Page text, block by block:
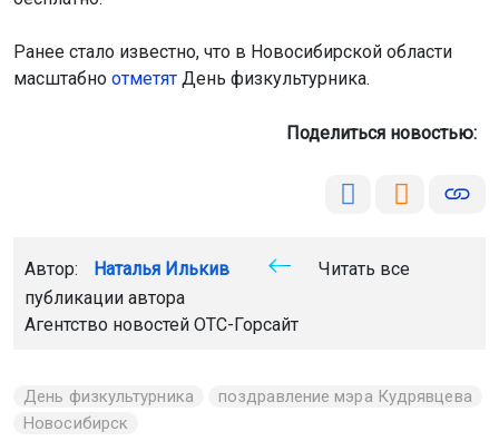
масштабно
Поделиться новостью:
Читать все
Агентство новостей
ОТС-Горсайт
День физкультурника
поздравление мэра Кудрявцева
Главная Новости